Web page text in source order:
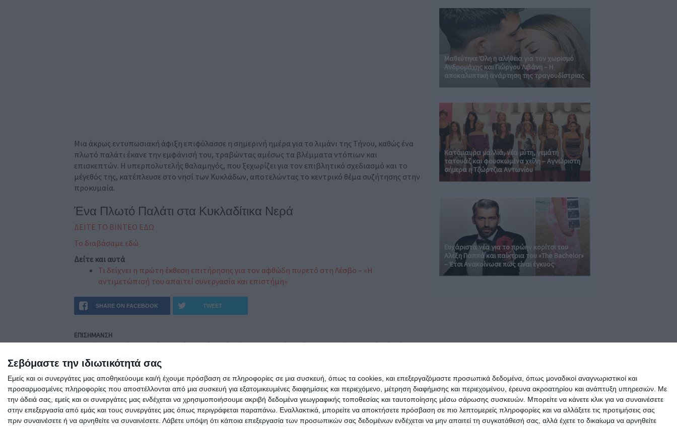
Σεβόμαστε την ιδιωτικότητά σας
Εμείς και οι συνεργάτες μας αποθηκεύουμε και/ή έχουμε πρόσβαση σε πληροφορίες σε μια συσκευή, όπως τα cookies, και επεξεργαζόμαστε προσωπικά δεδομένα, όπως μοναδικοί αναγνωριστικοί και
προσαρμοσμένες πληροφορίες που αποστέλλονται από μια συσκευή για εξατομικευμένες διαφημίσεις και περιεχόμενο, μέτρηση διαφήμισης και περιεχομένου, έρευνα ακροατηρίου και ανάπτυξη υπηρεσιών. Με
την άδειά σας, εμείς και οι συνεργάτες μας ενδέχεται να χρησιμοποιήσουμε ακριβή δεδομένα γεωγραφικής τοποθεσίας και ταυτοποίησης μέσω σάρωσης συσκευών. Μπορείτε να κάνετε κλικ για να συναινέσετε
στην επεξεργασία από εμάς και τους συνεργάτες μας όπως περιγράφεται παραπάνω. Εναλλακτικά, μπορείτε να αποκτήσετε πρόσβαση σε πιο λεπτομερείς πληροφορίες και να αλλάξετε τις προτιμήσεις σας
πριν συναινέσετε ή να αρνηθείτε να συναινέσετε. Λάβετε υπόψη ότι κάποια επεξεργασία των προσωπικών σας δεδομένων ενδέχεται να μην απαιτεί τη συγκατάθεσή σας, αλλά έχετε το δικαίωμα να αρνηθείτε
Μια άκρως εντυπωσιακή άφιξη επιφύλασσε η σημερινή ημέρα για το λιμάνι της Τήνου, καθώς ένα
πλωτό παλάτι έκανε την εμφάνισή του, τραβώντας αμέσως τα βλέμματα ντόπιων και
επισκεπτών. Η υπερπολυτελής θαλαμηγός, που ξεχωρίζει για τον επιβλητικό σχεδιασμό και το
μέγεθός της, κατέπλευσε στο νησί των Κυκλάδων, αποτελώντας το κεντρικό θέμα συζήτησης στην
προκυμαία.
Ένα Πλωτό Παλάτι στα Κυκλαδίτικα Νερά
ΔΕΙΤΕ ΤΟ ΒΙΝΤΕΟ ΕΔΩ
Το διαβάσαμε εδώ
Δείτε και αυτά
Τι δείχνει η πρώτη έκθεση επιτήρησης για τον αφθώδη πυρετό στη Λέσβο – «Η
αντιμετώπισή του απαιτεί συνεργασία και επιστήμη»
SHARE ON FACEBOOK TWEET
ΕΠΙΣΗΜΑΝΣΗ
Ορισμένα αναρτώμενα από το διαδίκτυο κείμενα ή εικόνες (με σχετική σημείωση της πηγής), θεωρούμε ότι είναι
σημειώνεται ότι οι απόψεις του ιστολόγιου μπορεί να μην συμπίπτουν με τα περιεχόμενα του άρθρου. Για τα
άρθρα που δημοσιεύονται εδώ, ουδεμία ευθύνη εκ του νόμου φέρουμε καθώς απηχούν αποκλειστικά τις απόψεις
των συντακτών τους και δεν δεσμεύουν καθ’ οιονδήποτε τρόπο το ιστολόγιο.
Μαθεύτηκε Όλη η αλήθεια για τον χωρισμό
Ανδρομάχης και Γιώργου Λιβάνη – Η
αποκαλυπτική ανάρτηση της τραγουδίστριας
Κατάμαυρα μαλλιά, νέα μύτη, γεμάτη
τατουάζ και φουσκωμένα χείλη – Αγνώριστη
σήμερα η Τζώρτζια Αντωνίου
Ευχάριστα νέα για το πρώην κορίτσι του
Αλέξη Παππά και παίκτρια του «The Bachelor»
– Έτσι Ανακοίνωσε πως είναι έγκυος